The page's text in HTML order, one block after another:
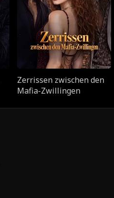
Zerrissen zwischen den
Mafia-Zwillingen